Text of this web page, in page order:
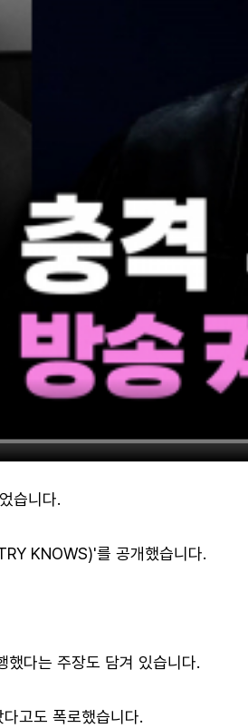
습니다.
KNOWS)'를 공개했습니다.
했다는 주장도 담겨 있습니다.
고도 폭로했습니다.